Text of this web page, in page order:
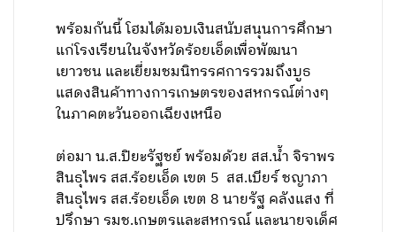
พร้อมกันนี้ โฮมได้มอบเงินสนับสนุนการศึกษา
แก่โรงเรียนในจังหวัดร้อยเอ็ดเพื่อพัฒนา
เยาวชน และเยี่ยมชมนิทรรศการรวมถึงบูธ
แสดงสินค้าทางการเกษตรของสหกรณ์ต่างๆ
ในภาคตะวันออกเฉียงเหนือ
ต่อมา น.ส.ปิยะรัฐชย์ พร้อมด้วย สส.น้ำ จิราพร
สินธุไพร สส.ร้อยเอ็ด เขต 5 สส.เบียร์ ชญาภา
สินธุไพร สส.ร้อยเอ็ด เขต 8 นายรัฐ คลังแสง ที่
ปรึกษา รมช.เกษตรและสหกรณ์ และนายจเด็ศ